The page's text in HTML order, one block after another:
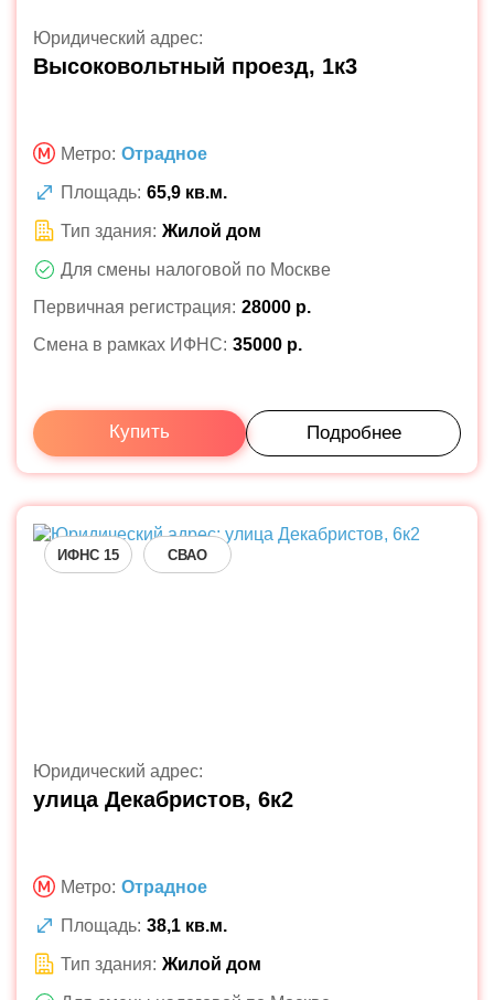
Юридический адрес:
Высоковольтный проезд, 1к3
Метро: Отрадное
Площадь: 65,9 кв.м.
Тип здания: Жилой дом
Для смены налоговой по Москве
Первичная регистрация: 28000 р.
Смена в рамках ИФНС: 35000 р.
Купить Подробнее
ИФНС 15 СВАО
Юридический адрес:
улица Декабристов, 6к2
Метро: Отрадное
Площадь: 38,1 кв.м.
Тип здания: Жилой дом